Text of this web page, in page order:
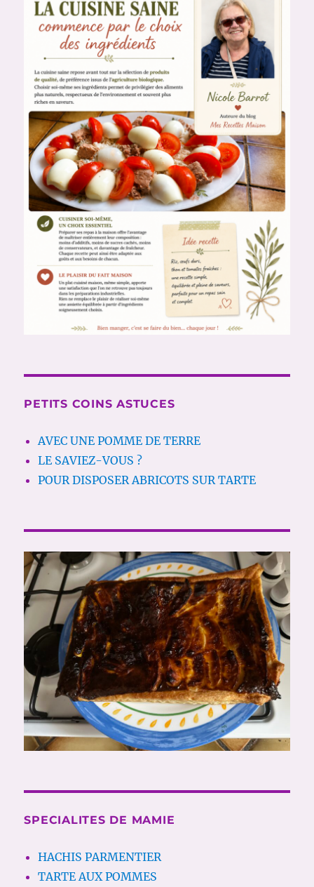
PETITS COINS ASTUCES
AVEC UNE POMME DE TERRE
LE SAVIEZ-VOUS ?
POUR DISPOSER ABRICOTS SUR TARTE
SPECIALITES DE MAMIE
HACHIS PARMENTIER
TARTE AUX POMMES